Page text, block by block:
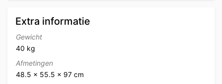
Extra informatie
Gewicht
40 kg
Afmetingen
48.5 × 55.5 × 97 cm